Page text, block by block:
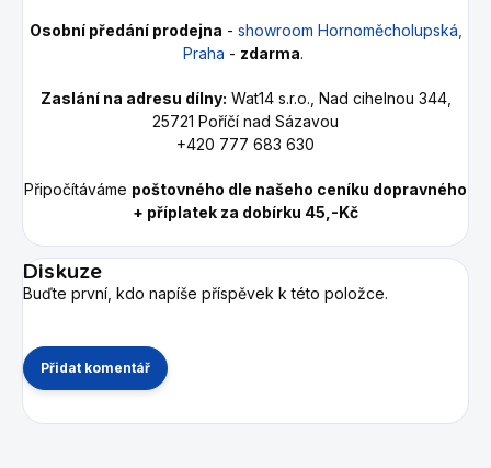
Osobní předání prodejna - showroom Hornoměcholupská,
Praha - zdarma.
Zaslání na adresu dílny: Wat14 s.r.o., Nad cihelnou 344,
25721 Poříčí nad Sázavou
+420 777 683 630
Připočítáváme poštovného dle našeho ceníku dopravného
+ příplatek za dobírku 45,-Kč
Diskuze
Buďte první, kdo napíše příspěvek k této položce.
Přidat komentář